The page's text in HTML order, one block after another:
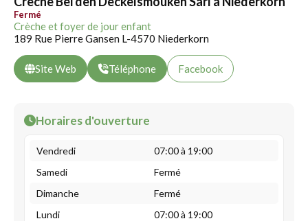
Fermé
Crèche et foyer de jour enfant
189 Rue Pierre Gansen L-4570 Niederkorn
Site Web Téléphone Facebook
Horaires d'ouverture
Vendredi
07:00 à 19:00
Samedi
Fermé
Dimanche
Fermé
Lundi
07:00 à 19:00